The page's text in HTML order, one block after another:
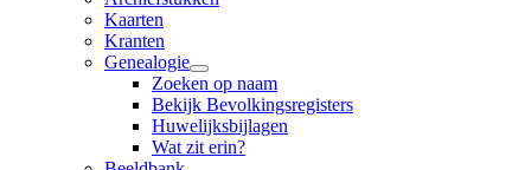
Kaarten
Kranten
Genealogie
Zoeken op naam
Bekijk Bevolkingsregisters
Huwelijksbijlagen
Wat zit erin?